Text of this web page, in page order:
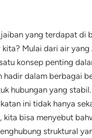
yang terdapat di
Mulai dari air
konsep penting
hadir dalam berbagai
hubungan yang
ini tidak hanya
kita bisa menyebut
struktural